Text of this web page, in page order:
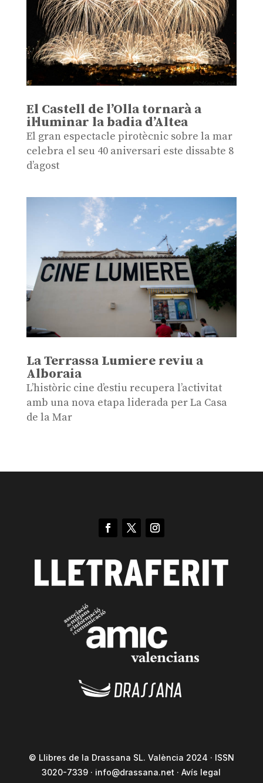
El Castell de l’Olla tornarà a
il·luminar la badia d’Altea
El gran espectacle pirotècnic sobre la mar
celebra el seu 40 aniversari este dissabte 8
d’agost
La Terrassa Lumiere reviu a
Alboraia
L’històric cine d’estiu recupera l’activitat
amb una nova etapa liderada per La Casa
de la Mar
© Llibres de la Drassana SL. València 2024 · ISSN
3020-7339 · info@drassana.net ·Avís legal